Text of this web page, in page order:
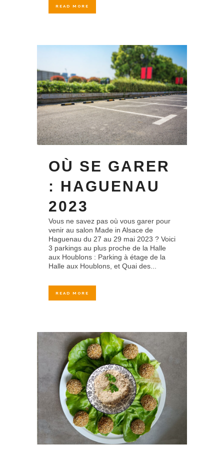
READ MORE
OÙ SE GARER
: HAGUENAU
2023
Vous ne savez pas où vous garer pour
venir au salon Made in Alsace de
Haguenau du 27 au 29 mai 2023 ? Voici
3 parkings au plus proche de la Halle
aux Houblons : Parking à étage de la
Halle aux Houblons, et Quai des...
READ MORE